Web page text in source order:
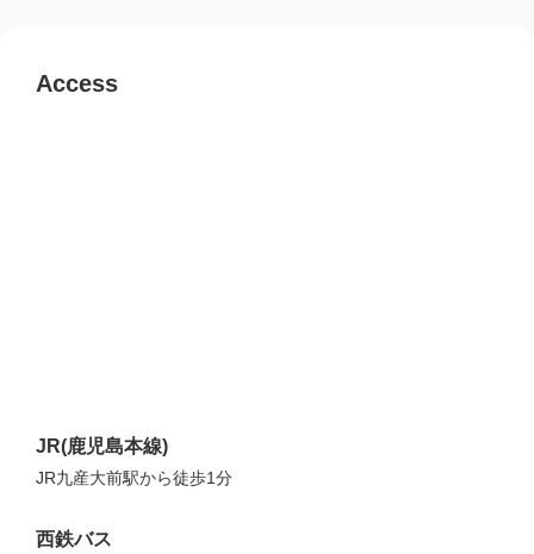
Access
JR(鹿児島本線)
JR九産大前駅から徒歩1分
西鉄バス